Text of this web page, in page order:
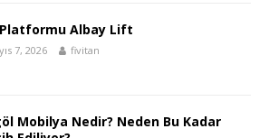
Albay Lift
7, 2026 fivitan
Mobilya Nedir? Neden Bu Kadar